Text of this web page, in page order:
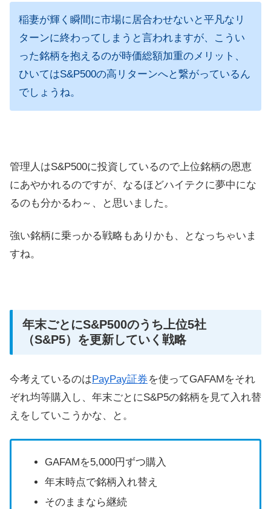
稲妻が輝く瞬間に市場に居合わせないと平凡なリ
ターンに終わってしまうと言われますが、こうい
った銘柄を抱えるのが時価総額加重のメリット、
ひいてはS&P500の高リターンへと繋がっているん
でしょうね。
管理人はS&P500に投資しているので上位銘柄の恩恵
にあやかれるのですが、なるほどハイテクに夢中にな
るのも分かるわ～、と思いました。
強い銘柄に乗っかる戦略もありかも、となっちゃいま
すね。
年末ごとにS&P500のうち上位5社
（S&P5）を更新していく戦略
今考えているのはPayPay証券 を使ってGAFAMをそれ
ぞれ均等購入し、年末ごとにS&P5の銘柄を見て入れ替
えをしていこうかな、と。
GAFAMを5,000円ずつ購入
年末時点で銘柄入れ替え
そのままなら継続